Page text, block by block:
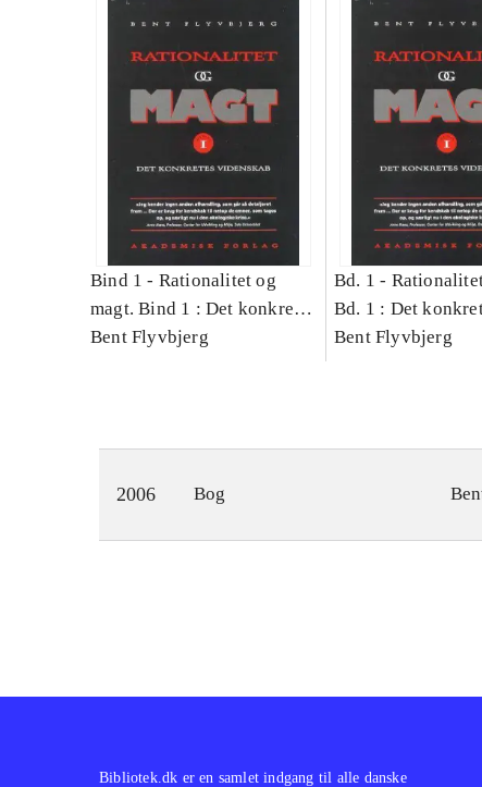
Bind 1 - Rationalitet og
magt. Bind 1 : Det konkretes
videnskab
Bent Flyvbjerg
Bd. 1 -
Bd. 1 : Det
videnskab
Bent Flyvbjerg
2006 Bog
Bibliotek.dk er en samlet indgang til alle danske